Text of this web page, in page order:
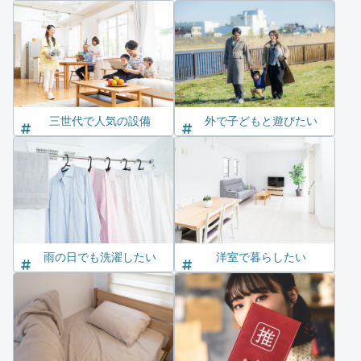
三世代で人気の設備 外で子どもと遊びたい
雨の日でも洗濯したい 洋室で暮らしたい